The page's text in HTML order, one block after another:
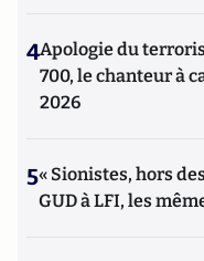
4Apologie du
700, le chanteur à
2026
5« Sionistes, hors
GUD à LFI, les